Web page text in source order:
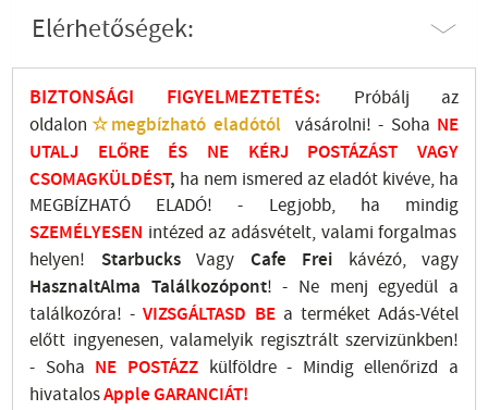
Elérhetőségek:
BIZTONSÁGI FIGYELMEZTETÉS:
Próbálj az
oldalon ☆megbízható eladótól vásárolni! - Soha NE
UTALJ ELŐRE ÉS NE KÉRJ POSTÁZÁST VAGY
CSOMAGKÜLDÉST, ha nem ismered az eladót kivéve, ha
MEGBÍZHATÓ ELADÓ! - Legjobb, ha mindig
SZEMÉLYESEN intézed az adásvételt, valami forgalmas
helyen! StarbucksVagy Cafe Frei kávézó, vagy
HasznaltAlma Találkozópont! - Ne menj egyedül a
találkozóra! - VIZSGÁLTASD BEa terméket Adás-Vétel
előtt ingyenesen, valamelyik regisztrált szervizünkben!
- Soha NE POSTÁZZ külföldre- Mindig ellenőrizd a
hivatalosApple GARANCIÁT!